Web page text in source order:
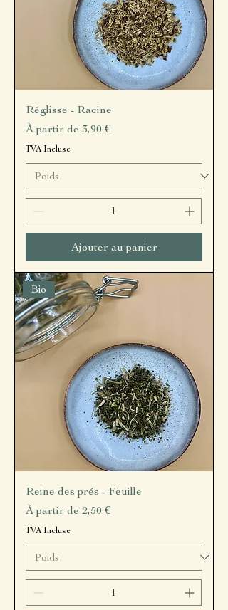
Réglisse - Racine
À partir de 3,90 €
Prix promotionnel
TVA Incluse
Ajouter au panier
Bio
Reine des prés - Feuille
À partir de 2,50 €
Prix promotionnel
TVA Incluse